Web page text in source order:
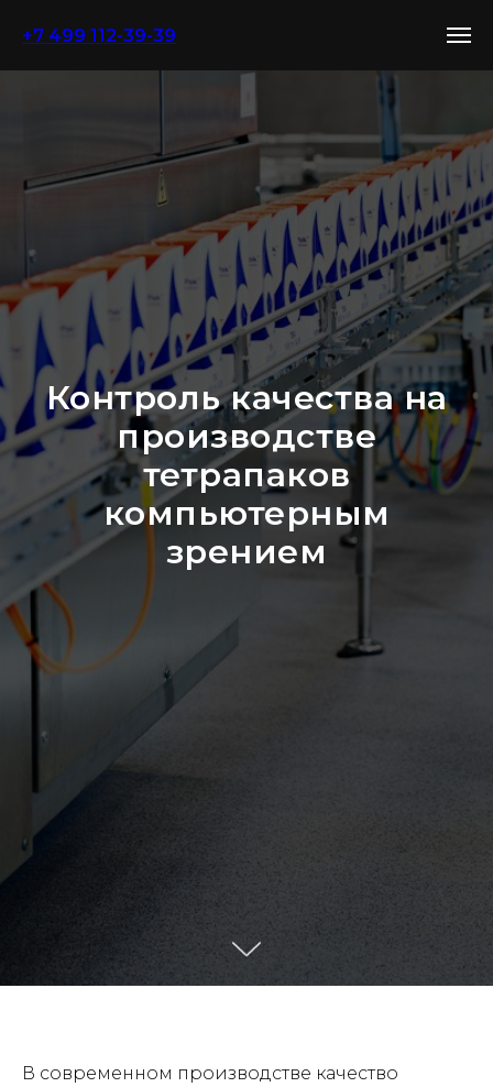
+7 499 112-39-39
Контроль качества на
производстве
тетрапаков
компьютерным
зрением
В современном производстве качество